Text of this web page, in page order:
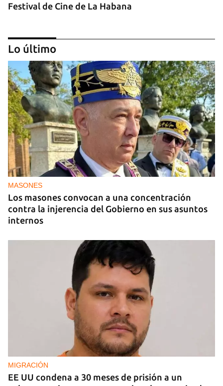
Festival de Cine de La Habana
MÚSICA
Un público enamorado de Celia Cruz desafía la
censura en un homenaje en La Habana
Lo último
MASONES
Los masones convocan a una concentración
contra la injerencia del Gobierno en sus asuntos
internos
MIGRACIÓN
EE UU condena a 30 meses de prisión a un